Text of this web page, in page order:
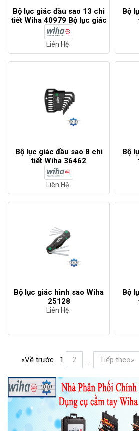
Bộ lục giác đầu sao 13 chi
tiết Wiha 40979 Bộ lục giác
đầu sao 13 chi tiết Wiha
40979
Liên Hệ
Bộ
Bộ lục giác đầu sao 8 chi
tiết Wiha 36462
Liên Hệ
Bộ
Bộ lục giác hình sao Wiha
25128
Liên Hệ
Bộ
«Về trước 1 2 ... Tiếp theo»